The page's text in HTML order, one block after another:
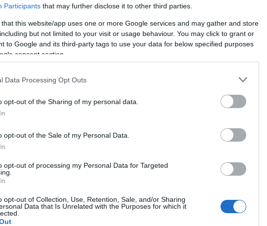
Participants that may further disclose it to other third parties.
that this website/app uses one or more Google services and may gather and store
but not limited to your visit or usage behaviour. You may click to grant or
to Google and its third-party tags to use your data for below specified purposes
consent section.
Data Processing Opt Outs
opt-out of the Sharing of my personal data.
opt-out of the Sale of my Personal Data.
opt-out of processing my Personal Data for Targeted
opt-out of Collection, Use, Retention, Sale, and/or Sharing
Data that Is Unrelated with the Purposes for which it
lilaakác trombitafolyondár futónövény
futónövények
futónövények típusai
futónövények előnyei
futónövények
futónövény betegségek
Wisteria sinesis sima vadszőlő Parthenocissus
vadszőlő Parthenocissus tricuspidata Veitchii Hedera
futónövények metszése
Kövessen Facebookon
Keresés
Kertészete
Hírlevél feliratkozás
Youtube csatornám